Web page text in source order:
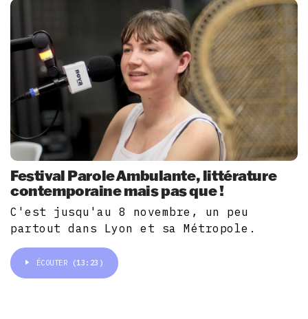
Festival Parole Ambulante, littérature
contemporaine mais pas que !
C'est jusqu'au 8 novembre, un peu
partout dans Lyon et sa Métropole.
ÉCOUTER (13:23)